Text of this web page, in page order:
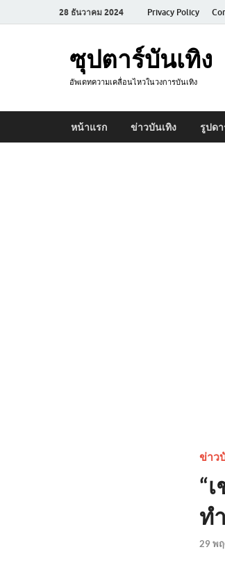
28 ธันวาคม 2024 Privacy Policy
ซุปตาร์บันเทิง
อัพเดทความเคลื่อนไหวในวงการบันเทิง
หน้าแรก ข่าวบันเทิง รูปดา
ข่าว
“
ท
29 พ